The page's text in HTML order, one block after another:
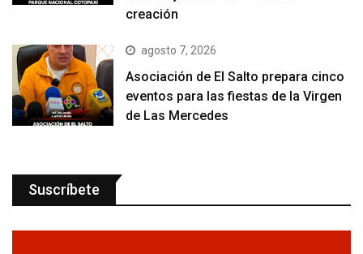
creación
agosto 7, 2026
Asociación de El Salto prepara cinco
eventos para las fiestas de la Virgen
de Las Mercedes
Suscríbete